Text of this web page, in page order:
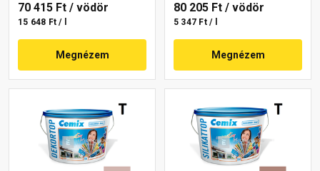
70 415 Ft / vödör
15 648 Ft / l
Megnézem
80 205 Ft / vödör
5 347 Ft / l
Megnézem